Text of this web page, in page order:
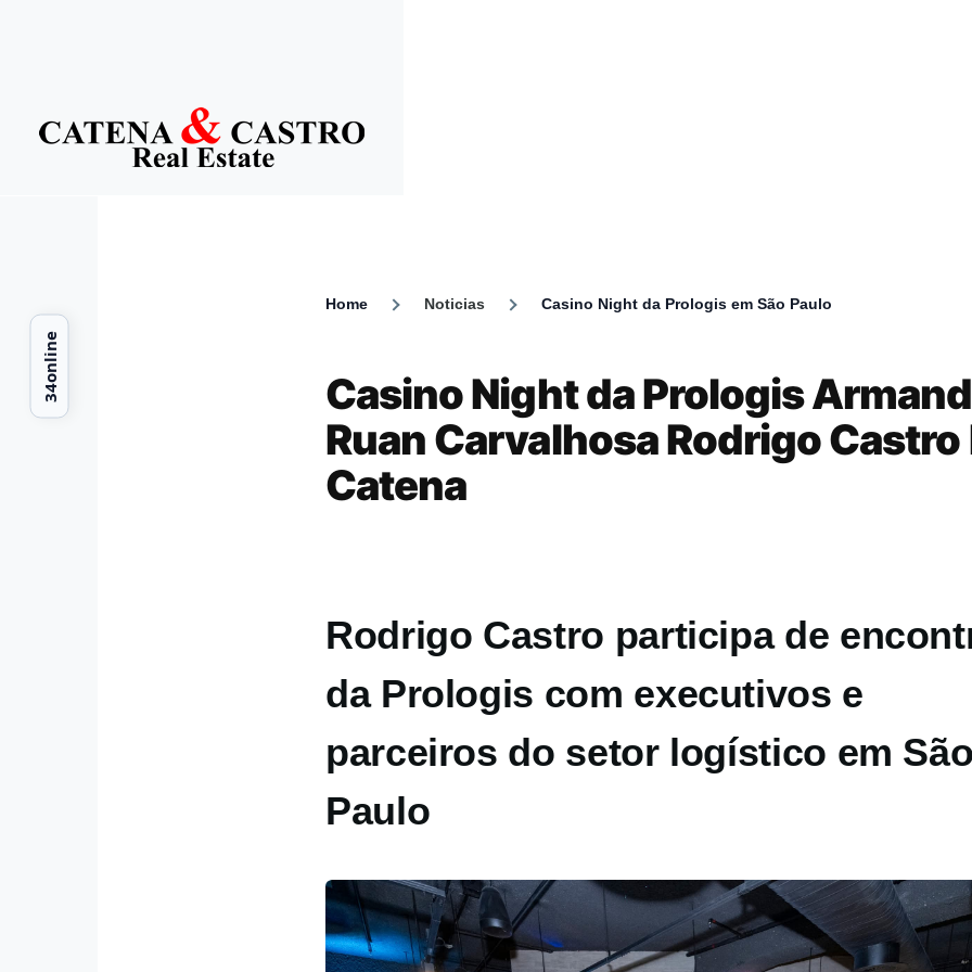
Home Noticias Casino Night da Prologis em São Paulo
Casino Night da Prologis
Ruan Carvalhosa Rodrigo Castro
Catena
Rodrigo Castro participa de
da Prologis com executivos e
parceiros do setor logístico em
Paulo